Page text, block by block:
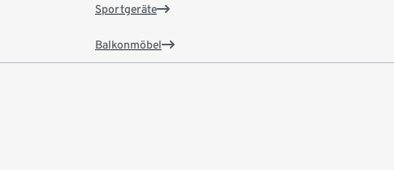
Sportgeräte
Balkonmöbel